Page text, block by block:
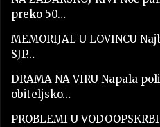
preko 50…
MEMORIJAL U LOVINCU
SJP…
DRAMA NA VIRU Napala
obiteljsko…
PROBLEMI U